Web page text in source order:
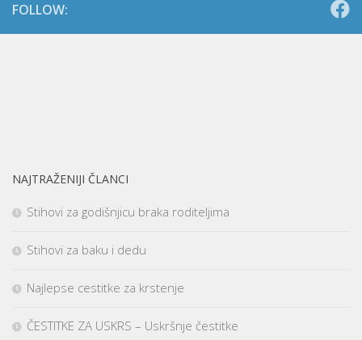
FOLLOW:
NAJTRAŽENIJI ČLANCI
Stihovi za godišnjicu braka roditeljima
Stihovi za baku i dedu
Najlepse cestitke za krstenje
ČESTITKE ZA USKRS – Uskršnje čestitke